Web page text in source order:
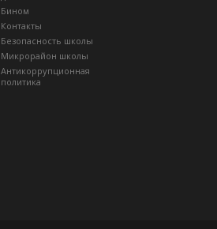
Бином
Контакты
Безопасность школы
Микрорайон школы
Антикоррупционная
политика